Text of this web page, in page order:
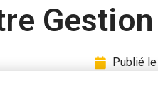
Publié le